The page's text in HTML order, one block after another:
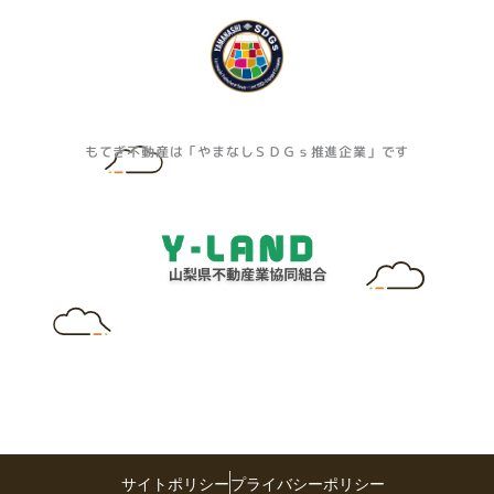
もてぎ不動産は「やまなしＳＤＧｓ推進企業」です
サイトポリシープライバシーポリシー